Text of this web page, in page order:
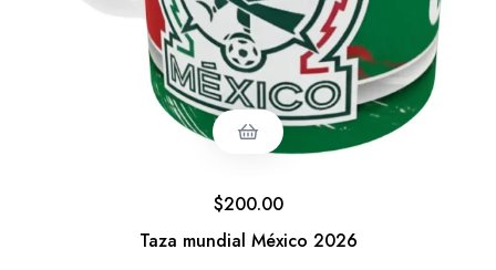
Taza mundial México 2026
$200.00